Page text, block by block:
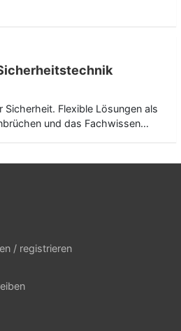
Sicherheit. Flexible Lösungen als
und das Fachwissen…
/ registrieren